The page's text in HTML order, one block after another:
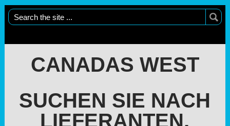
CANADAS WEST
SUCHEN SIE NACH
LIEFERANTEN,